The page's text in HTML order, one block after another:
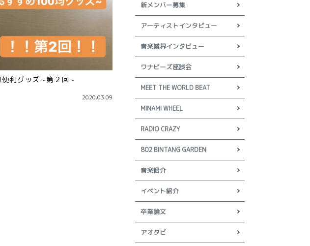
利グッズ∼第２回∼
2020.03.09
新メンバー募集
アーティストインタビュー
音楽業界インタビュー
ワナビーズ座談会
MEET THE WORLD BEAT
MINAMI WHEEL
RADIO CRAZY
802 BINTANG GARDEN
音楽紹介
イベント紹介
卒業論文
アオタビ